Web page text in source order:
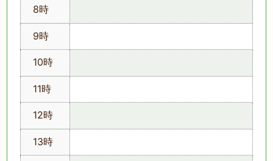
8時
9時
10時
11時
12時
13時